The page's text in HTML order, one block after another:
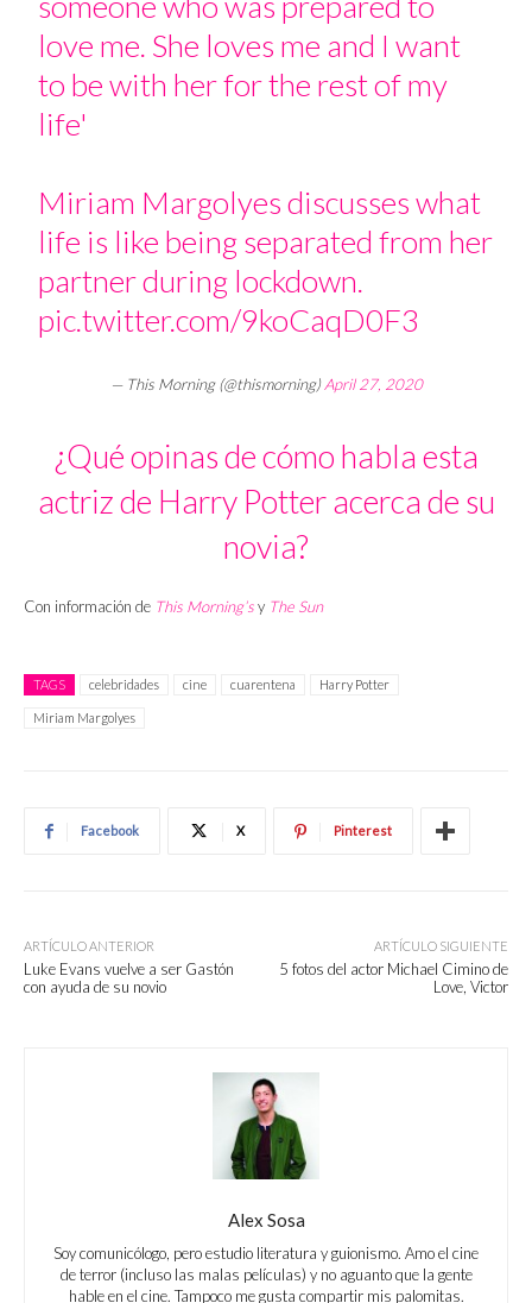
love me. She loves me and I want
to be with her for the rest of my
life'
Miriam Margolyes discusses what
life is like being separated from her
partner during lockdown.
pic.twitter.com/9koCaqD0F3
— This Morning (@thismorning)April 27, 2020
¿Qué opinas de cómo habla esta
actriz de Harry Potter acerca de su
novia?
Con información de This Morning’sy The Sun
TAGS celebridades cine cuarentena Harry Potter
Miriam Margolyes
Facebook X Pinterest
ARTÍCULO ANTERIOR
Luke Evans vuelve a ser Gastón
con ayuda de su novio
ARTÍCULO SIGUIENTE
5 fotos del actor Michael Cimino de
Love, Victor
Alex Sosa
Soy comunicólogo, pero estudio literatura y guionismo. Amo el cine
de terror (incluso las malas películas) y no aguanto que la gente
hable en el cine. Tampoco me gusta compartir mis palomitas.